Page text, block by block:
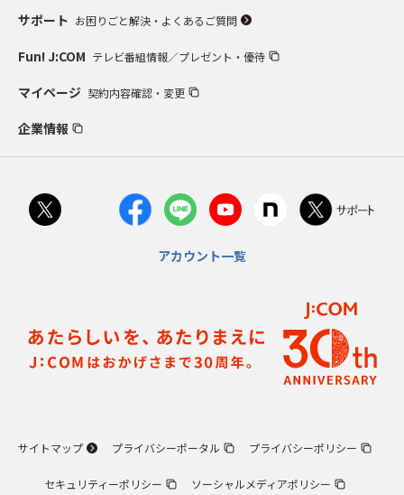
サポート お困りごと解決・よくあるご質問
Fun! J:COM テレビ番組情報／プレゼント・優待
マイページ 契約内容確認・変更
企業情報
アカウント一覧
サイトマップ プライバシーポータル プライバシーポリシー
セキュリティーポリシー ソーシャルメディアポリシー